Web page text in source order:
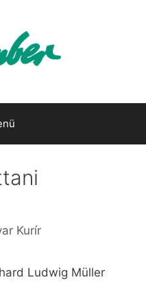
Kurír
Ludwig Müller